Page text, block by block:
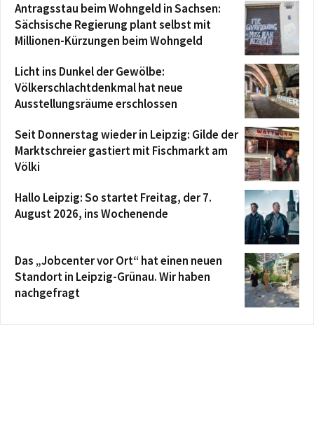
Antragsstau beim Wohngeld in Sachsen:
Sächsische Regierung plant selbst mit
Millionen-Kürzungen beim Wohngeld
Licht ins Dunkel der Gewölbe:
Völkerschlachtdenkmal hat neue
Ausstellungsräume erschlossen
Seit Donnerstag wieder in Leipzig: Gilde der
Marktschreier gastiert mit Fischmarkt am
Völki
Hallo Leipzig: So startet Freitag, der 7.
August 2026, ins Wochenende
Das „Jobcenter vor Ort“ hat einen neuen
Standort in Leipzig-Grünau. Wir haben
nachgefragt